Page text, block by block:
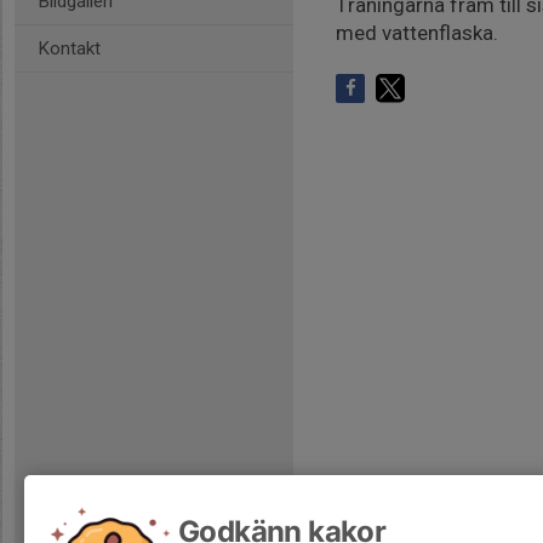
Kontakt
Träningarna fram till
med vattenflaska.
Godkänn kakor